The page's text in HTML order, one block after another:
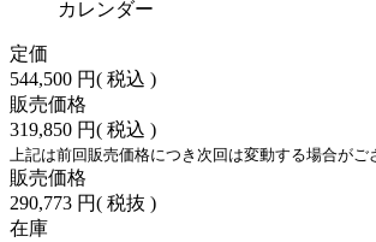
カレンダー
定価
544,500 円( 税込 )
販売価格
319,850 円( 税込 )
上記は前回販売価格につき次回は変動する場合がご
販売価格
290,773 円( 税抜 )
在庫